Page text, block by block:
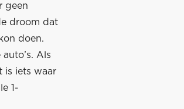
geen
droom dat
doen.
Als
is iets waar
1-